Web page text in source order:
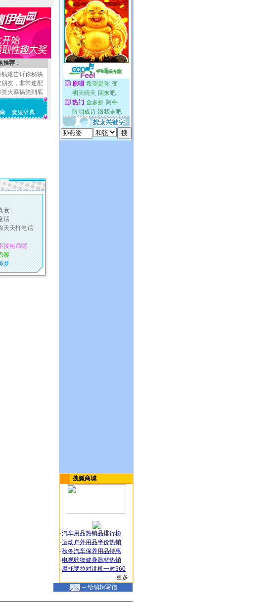
推荐：
钱难告诉你秘诀
朋友，非常速配
笑火暴搞笑到底
魔鬼辞典
搜狐商城
·汽车用品热销品排行榜
·运动户外用品半价热销
·秋冬汽车保养用品特惠
·电视购物健身器材热销
·摩托罗拉对讲机一对360
更多...
-- 给编辑写信